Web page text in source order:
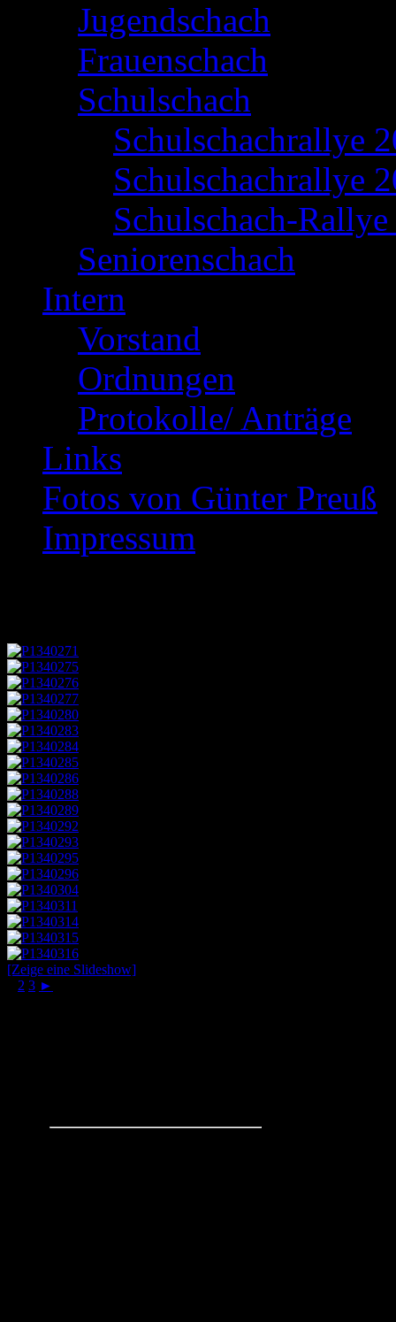
Jugendschach
Frauenschach
Schulschach
Schulschachrallye
Schulschachrallye
Schulschach-
Seniorenschach
Intern
Vorstand
Ordnungen
Protokolle/ Anträge
Links
Fotos von Günter Preuß
Impressum
[Zeige eine Slideshow]
2 3 ►